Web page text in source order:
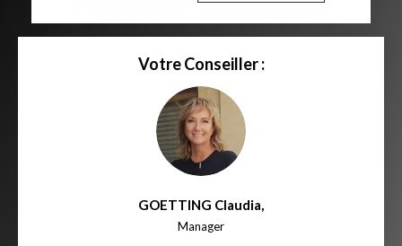
Votre Conseiller :
GOETTING Claudia,
Manager